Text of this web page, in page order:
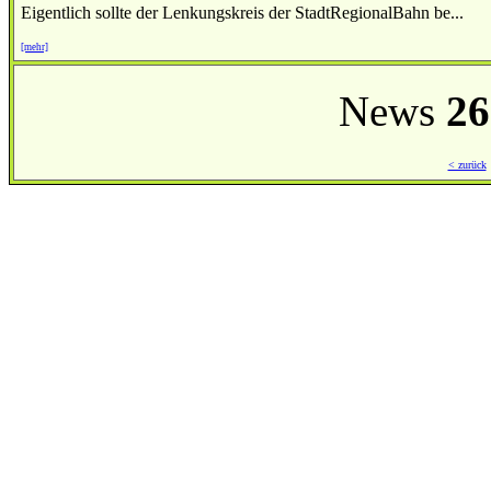
Eigentlich sollte der Lenkungskreis der StadtRegionalBahn be...
[mehr]
News
< zurück